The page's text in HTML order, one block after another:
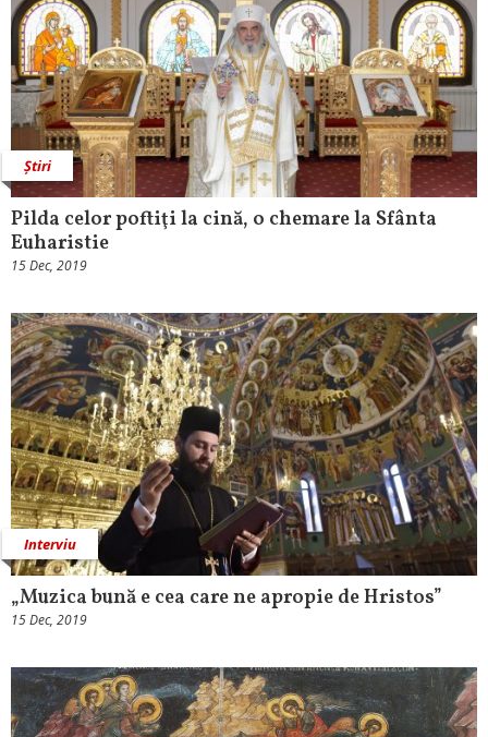
Știri
Pilda celor poftiţi la cină, o chemare la Sfânta
Euharistie
15 Dec, 2019
Interviu
„Muzica bună e cea care ne apropie de Hristos”
15 Dec, 2019